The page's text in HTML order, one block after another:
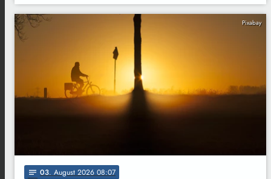
Pixabay
notes 03. August 2026 08:07